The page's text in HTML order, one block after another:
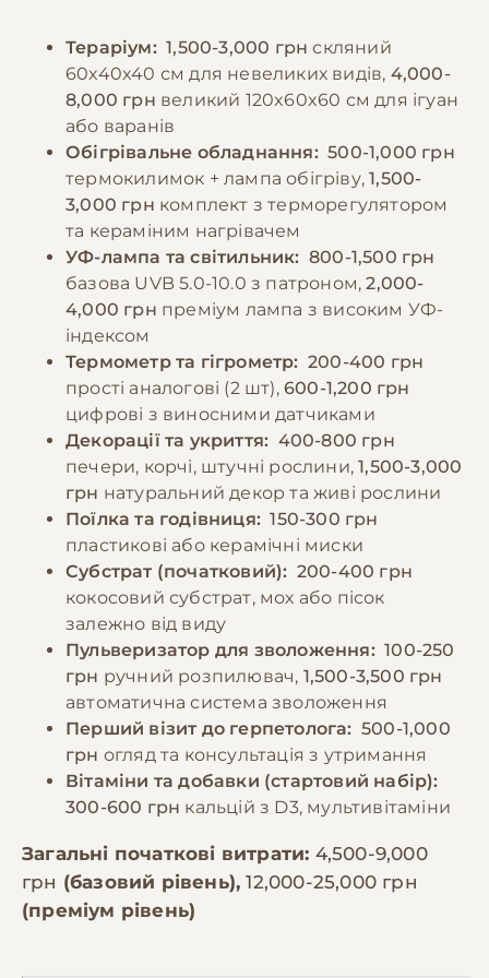
приділяти вологості повітря та наявності
шорстких поверхонь для допомоги у
скиданні старої шкіри.
🎁 −10% на зоотовари
За промокодом E-PET
рекомендаціями ветеринара. Частота
годування залежить від віку ящірки - молоді
особини потребують щоденного годування,
дорослим достатньо 2-3 рази на тиждень.
Важливо спостерігати за апетитом тварини,
оскільки його зміни можуть свідчити про
проблеми зі здоров'ям.
🎁 −10% на зоотовари
За промокодом E-PET
Тераріум: 1,500-3,000 грн скляний
60x40x40 см для невеликих видів, 4,000-
8,000 грн великий 120x60x60 см для ігуан
або варанів
Обігрівальне обладнання: 500-1,000 грн
термокилимок + лампа обігріву,1,500-
3,000 грн комплект з терморегулятором
та кераміним нагрівачем
УФ-лампа та світильник: 800-1,500 грн
базова UVB 5.0-10.0 з патроном,2,000-
4,000 грн преміум лампа з високим УФ-
індексом
Термометр та гігрометр: 200-400 грн
прості аналогові (2 шт),600-1,200 грн
цифрові з виносними датчиками
Декорації та укриття: 400-800 грн
печери, корчі, штучні рослини,1,500-3,000
грн натуральний декор та живі рослини
Поїлка та годівниця: 150-300 грн
пластикові або керамічні миски
Субстрат (початковий): 200-400 грн
кокосовий субстрат, мох або пісок
залежно від виду
Пульверизатор для зволоження: 100-250
грн ручний розпилювач, 1,500-3,500 грн
автоматична система зволоження
Перший візит до герпетолога: 500-1,000
грн огляд та консультація з утримання
Вітаміни та добавки (стартовий набір):
300-600 грн кальцій з D3, мультивітаміни
Загальні початкові витрати: 4,500-9,000
грн (базовий рівень),12,000-25,000 грн
(преміум рівень)